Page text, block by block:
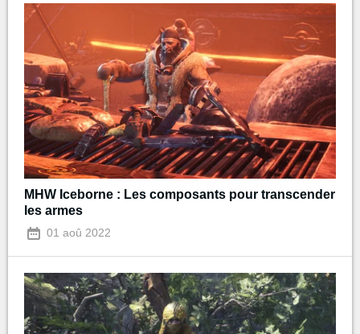
MHW Iceborne : Les composants pour transcender
les armes
01 aoû 2022